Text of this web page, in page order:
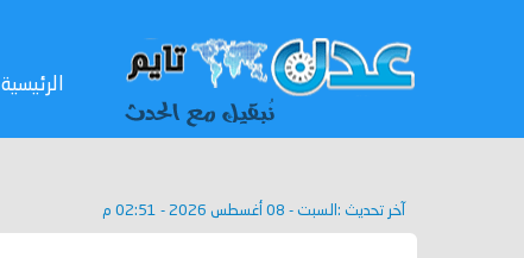
الرئيسية
آخر تحديث : السبت - 08 أغسطس 2026 - 02:51 م